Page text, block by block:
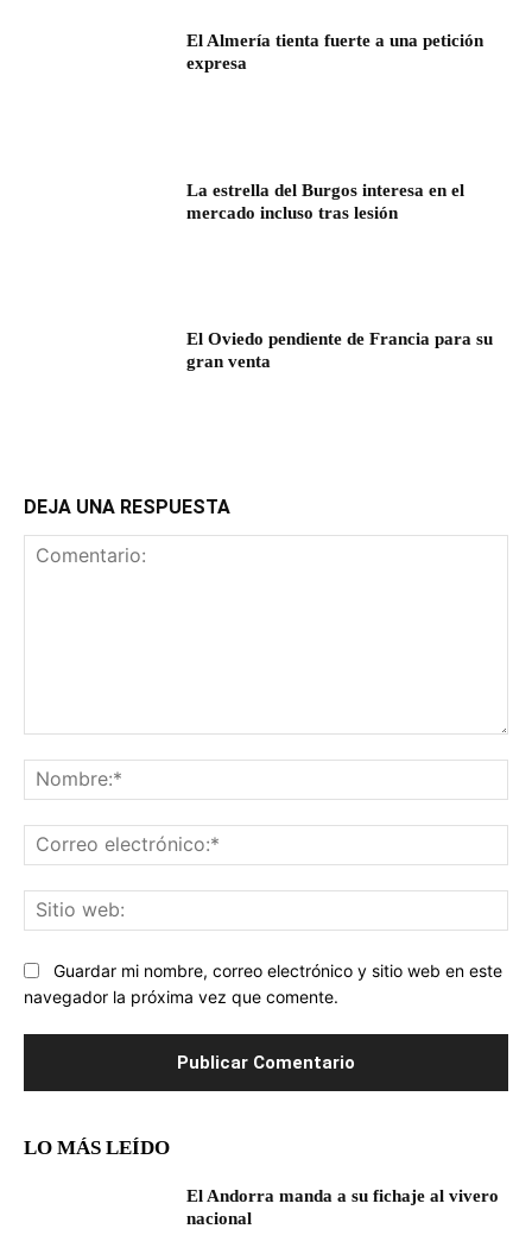
El Almería tienta fuerte a una petición
expresa
La estrella del Burgos interesa en el
mercado incluso tras lesión
El Oviedo pendiente de Francia para su
gran venta
DEJA UNA RESPUESTA
Guardar mi nombre, correo electrónico y sitio web en este
navegador la próxima vez que comente.
LO MÁS LEÍDO
El Andorra manda a su fichaje al vivero
nacional